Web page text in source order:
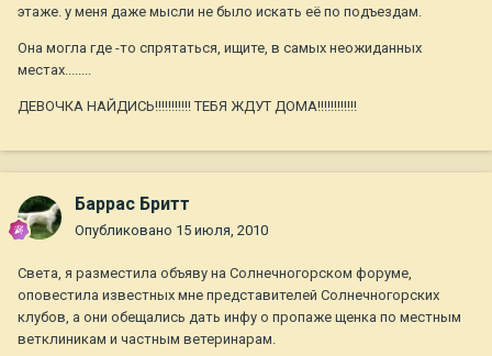
этаже. у меня даже мысли не было искать её по подъездам.
Она могла где -то спрятаться, ищите, в самых неожиданных
местах........
ДЕВОЧКА НАЙДИСЬ!!!!!!!!!!! ТЕБЯ ЖДУТ ДОМА!!!!!!!!!!!!
Баррас Бритт
Опубликовано 15 июля, 2010
Света, я разместила объяву на Солнечногорском форуме,
оповестила известных мне представителей Солнечногорских
клубов, а они обещались дать инфу о пропаже щенка по местным
ветклиникам и частным ветеринарам.